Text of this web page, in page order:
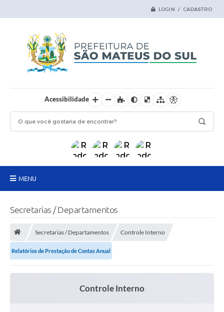
LOGIN / CADASTRO
Acessibilidade
MENU
Transparência
Secretarias / Departamentos
Secretarias / Departamentos Controle Interno
Relatórios de Prestação de Contas Anual
Controle Interno